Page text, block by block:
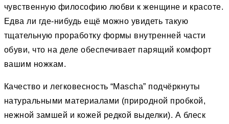
чувственную философию любви к женщине и красоте.
Едва ли где-нибудь ещё можно увидеть такую
тщательную проработку формы внутренней части
обуви, что на деле обеспечивает парящий комфорт
вашим ножкам.
Качество и легковесность “Mascha” подчёркнуты
натуральными материалами (природной пробкой,
нежной замшей и кожей редкой выделки). А блеск